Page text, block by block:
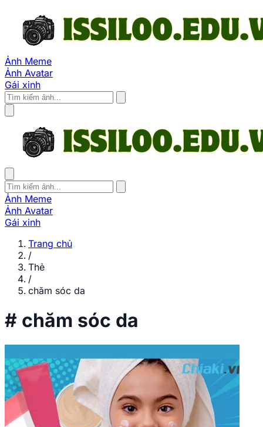
Ảnh Meme
Ảnh Avatar
Gái xinh
Ảnh Meme
Ảnh Avatar
Gái xinh
Trang chủ
/
Thẻ
/
chăm sóc da
# chăm sóc da